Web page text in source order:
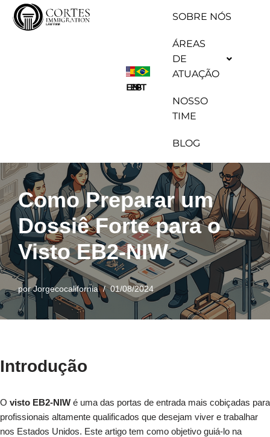
Pular
SOBRE NÓS
ÁREAS
DE
ATUAÇÃO
NOSSO
TIME
BLOG
EN
ESPT
Como Preparar um
Dossiê Forte para o
Visto EB2-NIW
porJorgecocalifornia 01/08/2024
Introdução
O visto EB2-NIW é uma das portas de entrada mais cobiçadas para
profissionais altamente qualificados que desejam viver e trabalhar
nos Estados Unidos. Este artigo tem como objetivo guiá-lo na